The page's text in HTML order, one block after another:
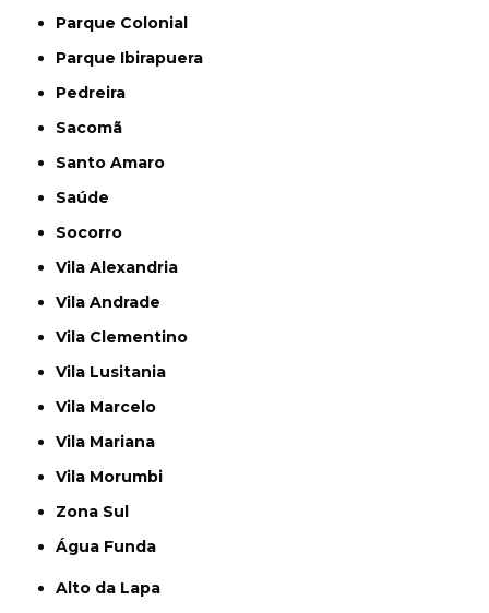
Parque Colonial
Parque Ibirapuera
Pedreira
Sacomã
Santo Amaro
Saúde
Socorro
Vila Alexandria
Vila Andrade
Vila Clementino
Vila Lusitania
Vila Marcelo
Vila Mariana
Vila Morumbi
Zona Sul
Água Funda
Alto da Lapa